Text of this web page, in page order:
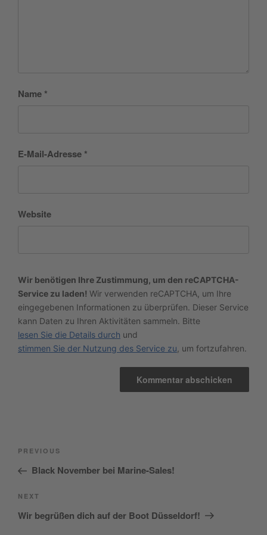
Name *
E-Mail-Adresse *
Website
Wir benötigen Ihre Zustimmung, um den reCAPTCHA-
Service zu laden! Wir verwenden reCAPTCHA, um Ihre
eingegebenen Informationen zu überprüfen. Dieser Service
kann Daten zu Ihren Aktivitäten sammeln. Bitte
lesen Sie die Details durch und
stimmen Sie der Nutzung des Service zu , um fortzufahren.
Beitragsnavigation
Previous
Post
PREVIOUS
Black November bei Marine-Sales!
Next
Post
NEXT
Wir begrüßen dich auf der Boot Düsseldorf!